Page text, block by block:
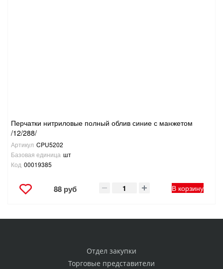
Перчатки нитриловые полный облив синие с манжетом
/12/288/
Артикул CPU5202
Базовая единица шт
Код 00019385
88 руб В корзину
Отдел закупки
Торговые представители